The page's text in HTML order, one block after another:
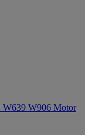
W639 W906 Motor